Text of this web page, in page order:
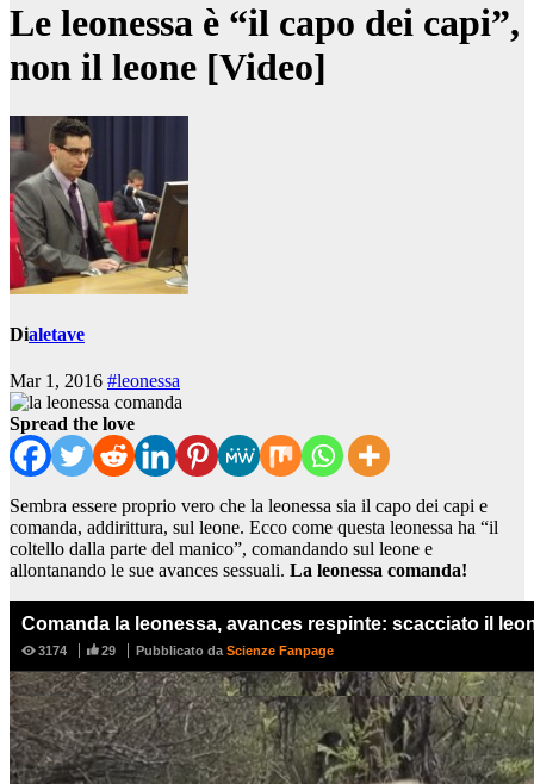
Le leonessa è “il capo dei capi”,
non il leone [Video]
Dialetave
Mar 1, 2016 #leonessa
Spread the love
Sembra essere proprio vero che la leonessa sia il capo dei capi e
comanda, addirittura, sul leone. Ecco come questa leonessa ha “il
coltello dalla parte del manico”, comandando sul leone e
allontanando le sue avances sessuali. La leonessa comanda!